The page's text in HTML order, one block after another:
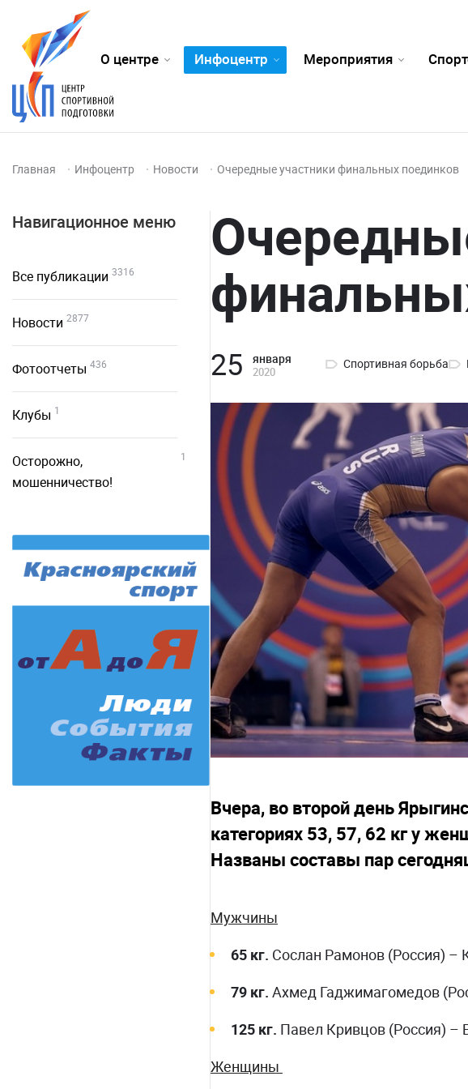
О центре Инфоцентр Мероприятия
Главная Инфоцентр Новости Очередные участники финальных поединков
Навигационное меню
Все публикации 3316
Новости 2877
Фотоотчеты 436
Клубы 1
Осторожно,
мошенничество!
1
25 января
2020
Спортивная борьба
Вчера, во второй день
категориях 53, 57, 62 кг у
Названы составы пар
Мужчины
65 кг. Сослан Рамонов (Россия) –
79 кг. Ахмед Гаджимагомедов
125 кг. Павел Кривцов (Россия)
Женщины